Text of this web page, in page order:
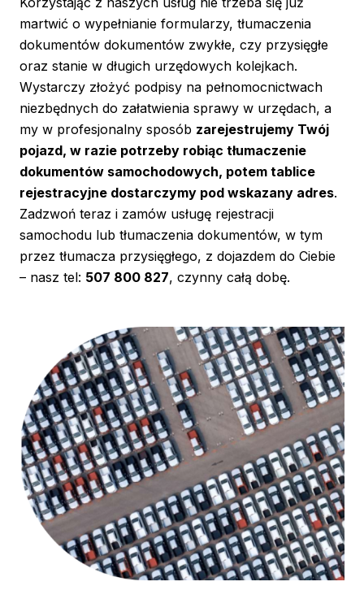
martwić o wypełnianie formularzy, tłumaczenia
dokumentów dokumentów zwykłe, czy przysięgłe
oraz stanie w długich urzędowych kolejkach.
Wystarczy złożyć podpisy na pełnomocnictwach
niezbędnych do załatwienia sprawy w urzędach, a
my w profesjonalny sposób zarejestrujemy Twój
pojazd, w razie potrzeby robiąc tłumaczenie
dokumentów samochodowych, potem tablice
rejestracyjne dostarczymy pod wskazany adres.
Zadzwoń teraz i zamów usługę rejestracji
samochodu lub tłumaczenia dokumentów, w tym
przez tłumacza przysięgłego, z dojazdem do Ciebie
– nasz tel: 507 800 827, czynny całą dobę.